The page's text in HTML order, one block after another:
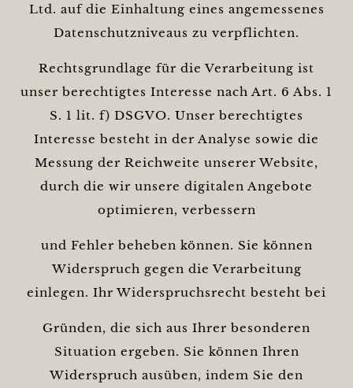
Ltd. auf die Einhaltung eines angemessenes
Datenschutzniveaus zu verpflichten.
Rechtsgrundlage für die Verarbeitung ist
unser berechtigtes Interesse nach Art. 6 Abs. 1
S. 1 lit. f) DSGVO. Unser berechtigtes
Interesse besteht in der Analyse sowie die
Messung der Reichweite unserer Website,
durch die wir unsere digitalen Angebote
optimieren, verbessern
und Fehler beheben können. Sie können
Widerspruch gegen die Verarbeitung
einlegen. Ihr Widerspruchsrecht besteht bei
Gründen, die sich aus Ihrer besonderen
Situation ergeben. Sie können Ihren
Widerspruch ausüben, indem Sie den